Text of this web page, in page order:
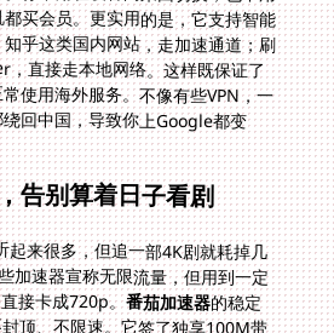
告别算着日子看剧
起来很多，但追一部4K剧就耗掉几
加速器宣称无限流量，但用到一定
接卡成720p。番茄加速器的稳定
无限流量，是真的不封顶、不限速。它签了独享100M带
宽的回国影音专线，这条线路不和别人共享，就像你租了
条光纤直连国内。晚上高峰期，别人在公用线路上挤得头
破血流，你的专线依然畅通。实测看B站4K，缓冲条永远
比播放条快一步。智能分流也在这里发挥作用，它识别出
视频流量，优先保障，而你的微信文字聊天就走普通通